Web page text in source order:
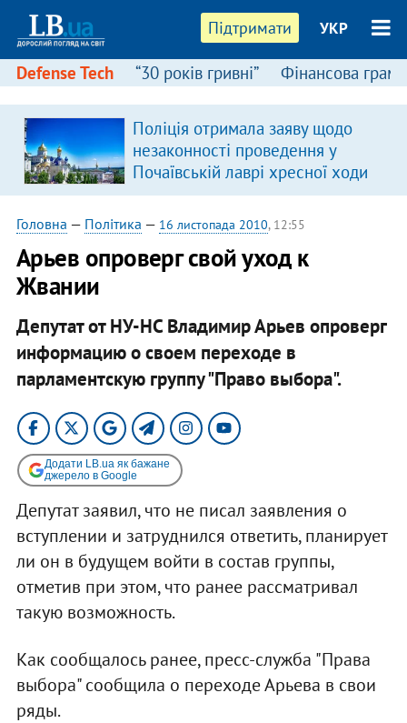
Підтримати УКР
Defense Tech “30 років гривні” Фінансова
Поліція отримала заяву щодо
незаконності проведення у
Почаївській лаврі хресної ходи
Головна — Політика — 16 листопада 2010, 12:55
Арьев опроверг свой уход к
Жвании
Депутат от НУ-НС Владимир Арьев опроверг
информацию о своем переходе в
парламентскую группу "Право выбора".
Додати LB.ua як бажане
джерело в Google
Депутат заявил, что не писал заявления о
вступлении и затруднился ответить, планирует
ли он в будущем войти в состав группы,
отметив при этом, что ранее рассматривал
такую возможность.
Как сообщалось ранее, пресс-служба "Права
выбора" сообщила о переходе Арьева в свои
ряды.